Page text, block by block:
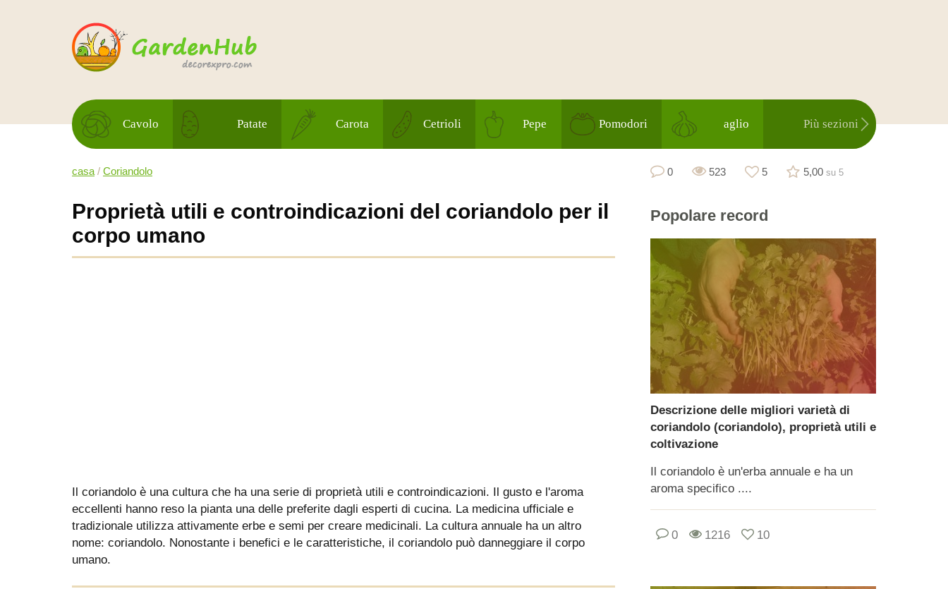
Cavolo Patate Carota Cetrioli Pepe Pomodori aglio Più sezioni
casa / Coriandolo
Proprietà utili e controindicazioni del coriandolo per il
corpo umano
Il coriandolo è una cultura che ha una serie di proprietà utili e controindicazioni. Il gusto e l'aroma
eccellenti hanno reso la pianta una delle preferite dagli esperti di cucina. La medicina ufficiale e
tradizionale utilizza attivamente erbe e semi per creare medicinali. La cultura annuale ha un altro
nome: coriandolo. Nonostante i benefici e le caratteristiche, il coriandolo può danneggiare il corpo
umano.
0 523 5 5,00 su 5
Popolare record
Descrizione delle migliori varietà di
coriandolo (coriandolo), proprietà utili e
coltivazione
Il coriandolo è un'erba annuale e ha un
aroma specifico ....
0 1216 10